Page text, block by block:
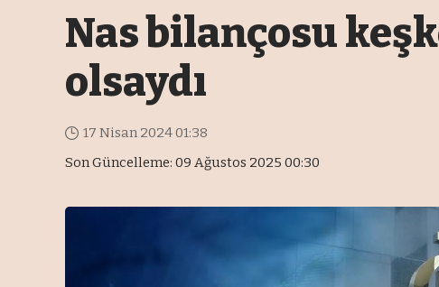
Nas bilançosu
olsaydı
Son Güncelleme: 09 Ağustos 2025 00:30
17 Nisan 2024 01:38